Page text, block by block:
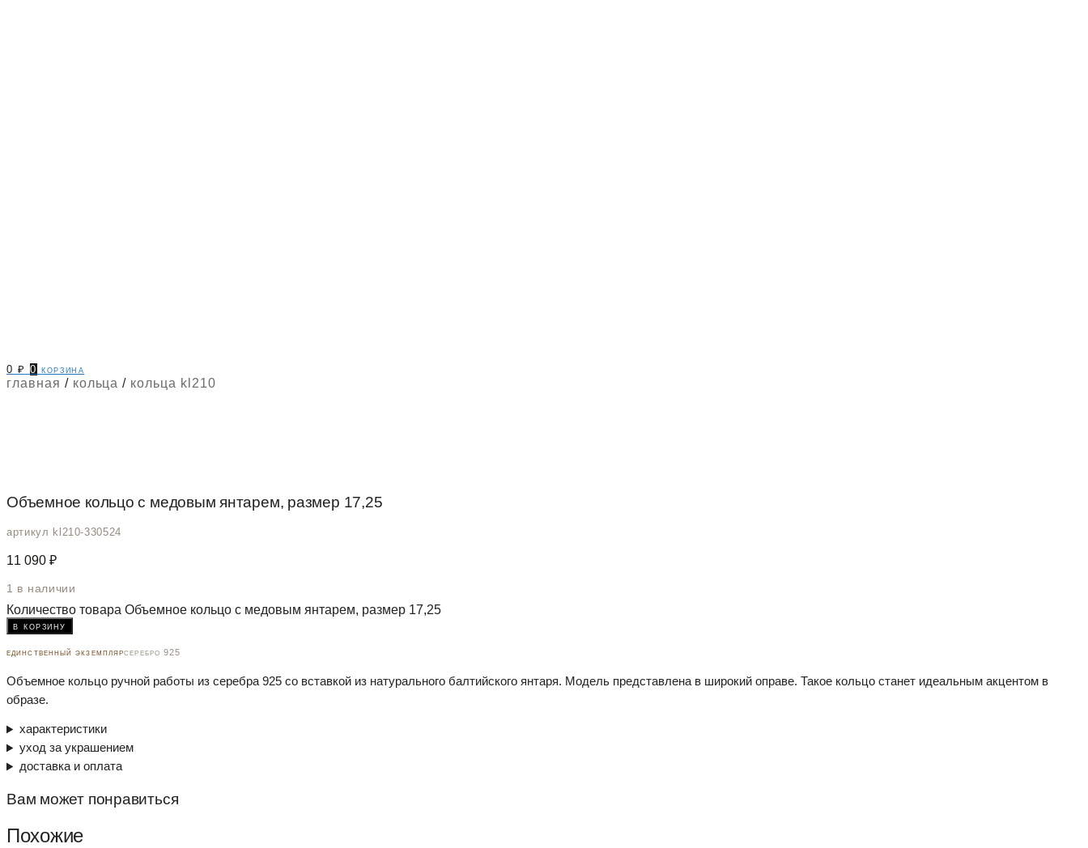
0₽ 0 корзина
главная / кольца / кольца kl210
Объемное кольцо с медовым янтарем, размер 17,25
артикул kl210-330524
11 090 ₽
1 в наличии
Количество товара Объемное кольцо с медовым янтарем, размер 17,25
в корзину
единственный экземплярсеребро 925
Объемное кольцо ручной работы из серебра 925 со вставкой из натурального балтийского янтаря. Модель представлена в широкий оправе. Такое кольцо станет идеальным акцентом в
образе.
характеристики
уход за украшением
доставка и оплата
Вам может понравиться
Похожие